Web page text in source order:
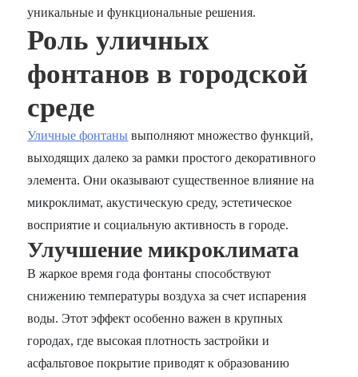
уникальные и функциональные решения.
Роль уличных
фонтанов в городской
среде
Уличные фонтаны выполняют множество функций,
выходящих далеко за рамки простого декоративного
элемента. Они оказывают существенное влияние на
микроклимат, акустическую среду, эстетическое
восприятие и социальную активность в городе.
Улучшение микроклимата
В жаркое время года фонтаны способствуют
снижению температуры воздуха за счет испарения
воды. Этот эффект особенно важен в крупных
городах, где высокая плотность застройки и
асфальтовое покрытие приводят к образованию